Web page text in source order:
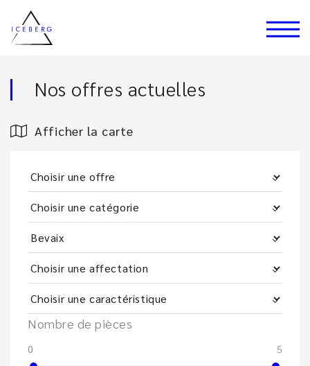
Nos offres actuelles
Afficher la carte
Nombre de pièces
0 5